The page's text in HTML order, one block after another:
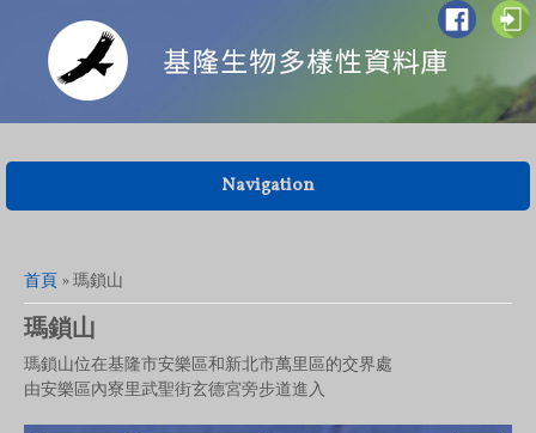
Navigation
您在這裡
首頁 » 瑪鎖山
瑪鎖山
瑪鎖山位在基隆市安樂區和新北市萬里區的交界處
由安樂區內寮里武聖街玄德宮旁步道進入